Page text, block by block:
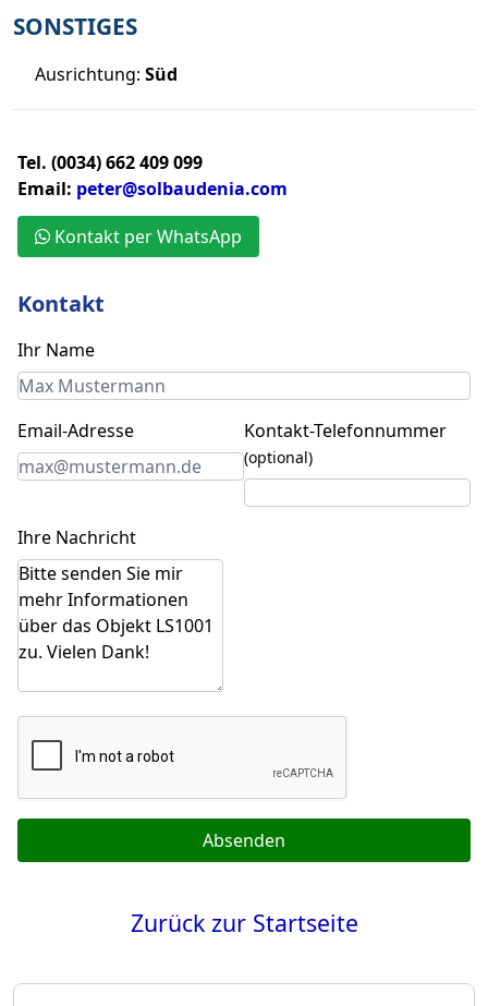
SONSTIGES
Ausrichtung: Süd
Tel. (0034) 662 409 099
Email: peter@solbaudenia.com
Kontakt per WhatsApp
Kontakt
Ihr Name
Email-Adresse Kontakt-Telefonnummer
(optional)
Ihre Nachricht
Absenden
Zurück zur Startseite